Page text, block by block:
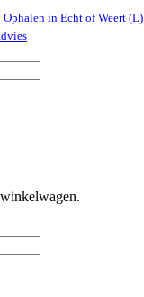
Ophalen in Echt of Weert (L)